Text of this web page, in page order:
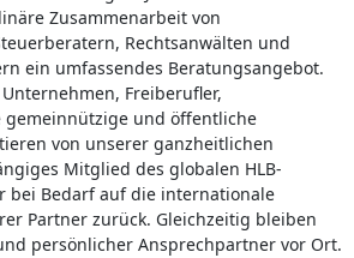
Zusammenarbeit von
Rechtsanwälten und
ein umfassendes Beratungsangebot.
Freiberufler,
gemeinnützige und öffentliche
von unserer ganzheitlichen
Mitglied des globalen HLB-
bei Bedarf auf die internationale
Partner zurück. Gleichzeitig bleiben
persönlicher Ansprechpartner vor Ort.